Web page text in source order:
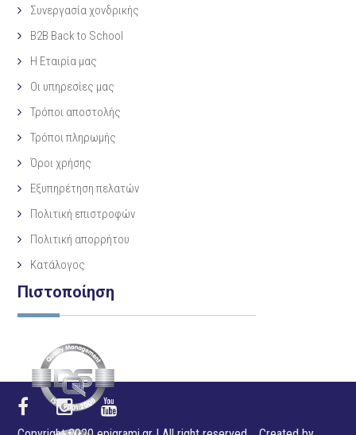
Συνεργασία χονδρικής
B2B Back to School
Η Eταιρία μας
Οι υπηρεσίες μας
Τρόποι αποστολής
Τρόποι πληρωμής
Όροι χρήσης
Εξυπηρέτηση πελατών
Πολιτική επιστροφών
Πολιτική απορρήτου
Κατάλογος
Πιστοποίηση